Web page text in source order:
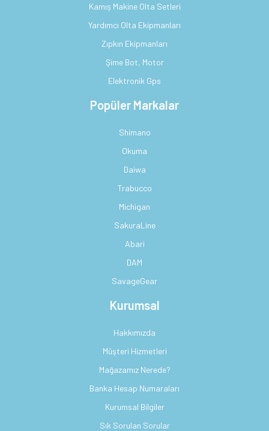
Kamış Makine Olta Setleri
Yardımcı Olta Ekipmanları
Zıpkın Ekipmanları
Şime Bot, Motor
Elektronik Gps
Popüler Markalar
Shimano
Okuma
Daiwa
Trabucco
Michigan
SakuraLine
Abari
DAM
SavageGear
Kurumsal
Hakkımızda
Müşteri Hizmetleri
Mağazamız Nerede?
Banka Hesap Numaraları
Kurumsal Bilgiler
Sık Sorulan Sorular